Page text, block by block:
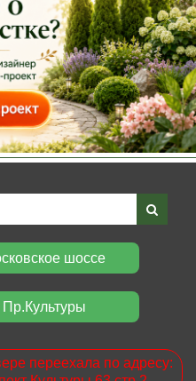
шоссе
переехала по адресу: